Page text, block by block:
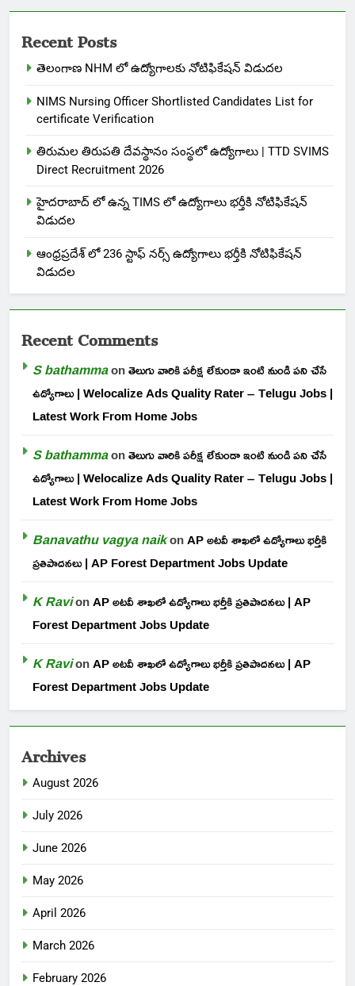
Recent Posts
తెలంగాణ NHM లో ఉద్యోగాలకు నోటిఫికేషన్ విడుదల
NIMS Nursing Officer Shortlisted Candidates List for
certificate Verification
తిరుమల తిరుపతి దేవస్థానం సంస్థలో ఉద్యోగాలు | TTD SVIMS
Direct Recruitment 2026
హైదరాబాద్ లో ఉన్న TIMS లో ఉద్యోగాలు భర్తీకి నోటిఫికేషన్
విడుదల
ఆంధ్రప్రదేశ్ లో 236 స్టాఫ్ నర్స్ ఉద్యోగాలు భర్తీకి నోటిఫికేషన్
విడుదల
Recent Comments
S bathammaonతెలుగు వారికి పరీక్ష లేకుండా ఇంటి నుండి పని చేసే
ఉద్యోగాలు | Welocalize Ads Quality Rater – Telugu Jobs |
Latest Work From Home Jobs
S bathammaonతెలుగు వారికి పరీక్ష లేకుండా ఇంటి నుండి పని చేసే
ఉద్యోగాలు | Welocalize Ads Quality Rater – Telugu Jobs |
Latest Work From Home Jobs
Banavathu vagya naikonAP అటవీ శాఖలో ఉద్యోగాలు భర్తీకి
ప్రతిపాదనలు | AP Forest Department Jobs Update
K RavionAP అటవీ శాఖలో ఉద్యోగాలు భర్తీకి ప్రతిపాదనలు | AP
Forest Department Jobs Update
K RavionAP అటవీ శాఖలో ఉద్యోగాలు భర్తీకి ప్రతిపాదనలు | AP
Forest Department Jobs Update
Archives
August 2026
July 2026
June 2026
May 2026
April 2026
March 2026
February 2026